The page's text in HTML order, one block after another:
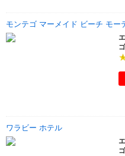
モンテゴ マーメイド ビーチ モー
ワラビー ホテル